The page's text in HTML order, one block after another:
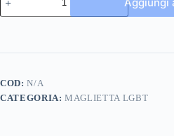
Arcobaleno
No
Aggiungi
COD:N/A
CATEGORIA:MAGLIETTA LGBT